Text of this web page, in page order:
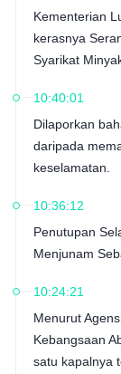
Kementerian
kerasnya
Syarikat
10:40:01
Dilaporkan
daripada
keselamatan.
10:36:12
Penutupan
Menjunam
10:24:21
Menurut
Kebangsaan
satu kapalnya